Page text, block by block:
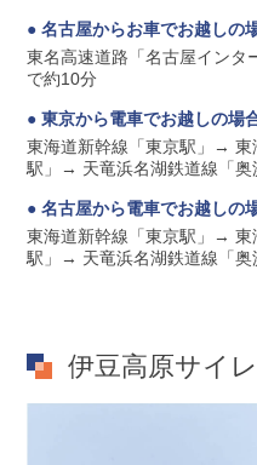
● 名古屋からお車でお越しの
東名高速道路「名古屋イン
で約10分
● 東京から電車でお越しの場
東海道新幹線「東京駅」→
駅」→ 天竜浜名湖鉄道線「
● 名古屋から電車でお越しの
東海道新幹線「東京駅」→
駅」→ 天竜浜名湖鉄道線「
伊豆高原サイ